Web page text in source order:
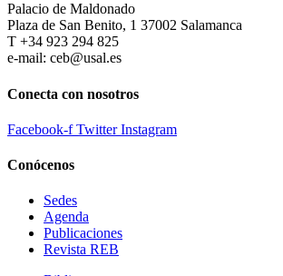
Palacio de Maldonado
Plaza de San Benito, 1 37002 Salamanca
T +34 923 294 825
e-mail: ceb@usal.es
Conecta con nosotros
Facebook-f Twitter Instagram
Conócenos
Sedes
Agenda
Publicaciones
Revista REB